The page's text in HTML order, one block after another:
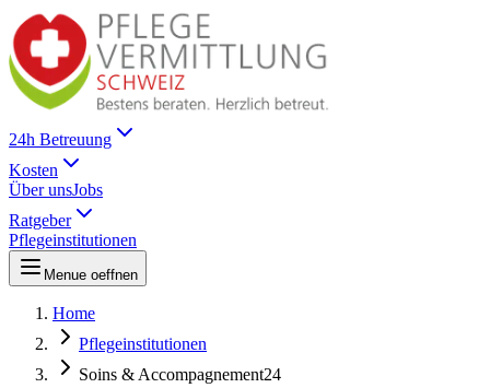
24h Betreuung
Kosten
Über unsJobs
Ratgeber
Pflegeinstitutionen
Menue oeffnen
Home
Pflegeinstitutionen
Soins & Accompagnement24